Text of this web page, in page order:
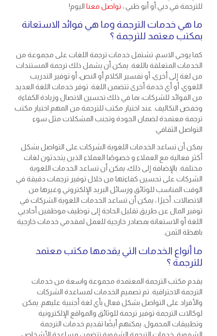
للترجمة في دبي أو أبو ظبي ، تواصل معنا اليوم!
ما هي خدمات الترجمة وما هي فوائد الاستعانة
بمكتب معتمد للترجمة ؟
كما يوحي الاسم، تشتمل خدمات ترجمة اللغات على مجموعة من
الخدمات المتعلقة باللغة. يمكن أن يشمل ذلك ترجمة المستندات
من لغة إلى أخرى، أو تفسير الكلام أو النص، أو توفير التدريب
اللغوي، أو أي خدمة أخرى تتضمن اللغة. توفر خدمات اللغة العديد
من الفوائد للشركات، بما في ذلك تحسين الاتصال وزيادة الكفاءة
وخفض التكاليف. عند اختيار مكتب للترجمة من المهم اختيار مكتب
ترجمة معتمدة لضمان الجودة وتجنب المشكلات مثل سوء
التواصل الثقافي.
يمكن أن تساعد الخدمات اللغوية الشركات على التواصل بشكل
أكثر فعالية مع العملاء و خصوصًا العملاء الذين يتحدثون لغات
مختلفة. بالإضافة إلى ذلك، يمكن أن تساعد الخدمات اللغوية
الشركات على تحسين كفاءتها من خلال توفير ترجمات دقيقة في
الوقت المناسب للوثائق ورسائل البريد الإلكتروني وغيرها من
الاتصالات. أخيرًا ، يمكن أن تساعد الخدمات اللغوية الشركات في
توفير المال عن طريق تقليل الحاجة إلى توظيف موظفين أحاديي
اللغة أو الاستعانة بمصادر خارجية للعمل لمقدمي خدمات خارجية
باهظة الثمن.
ما أنواع الخدمات التي يقدمها مكتب معتمد
للترجمة ؟
يقدم مكتب الترجمة المعتمدة مجموعة واسعة من خدمات
الترجمة الاحترافية. تم تصميم الخدمات لمساعدة الشركات
والأفراد على التواصل بشكل فعال بأي لغة أجنبية عليهم. يمكن
لوكالات الترجمة توفير ترجمة للوثائق والمواقع الإلكترونية
وتطبيقات المحمول. يمكنهم أيضًا تقديم خدمات الترجمة
الشفوية. خدمات الترجمة الشفوية تتضمن مساعدة الأشخاص